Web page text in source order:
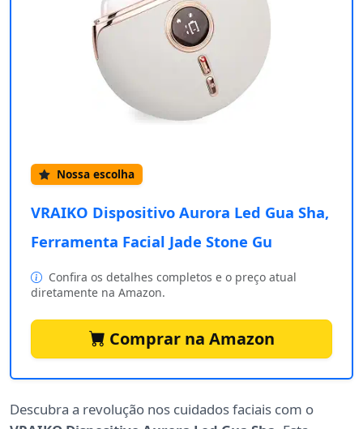
Nossa escolha
VRAIKO Dispositivo Aurora Led Gua Sha,
Ferramenta Facial Jade Stone Gu
Confira os detalhes completos e o preço atual
diretamente na Amazon.
Comprar na Amazon
Descubra a revolução nos cuidados faciais com o